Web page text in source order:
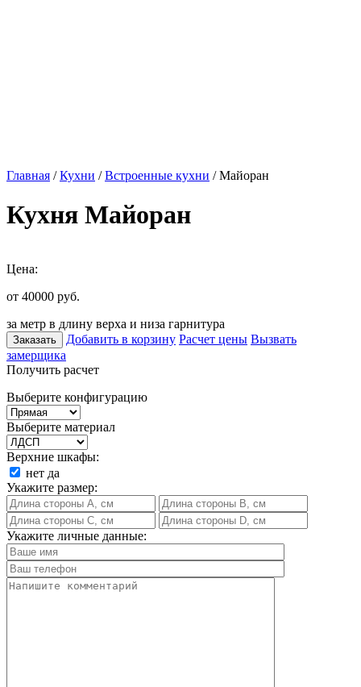
Главная /Кухни /Встроенные кухни / Майоран
Кухня Майоран
Цена:
от 40000 руб.
за метр в длину верха и низа гарнитура
Заказать Добавить в корзину Расчет цены Вызвать
замерщика
Получить расчет
Выберите конфигурацию
Выберите материал
Верхние шкафы:
нет да
Укажите размер:
Укажите личные данные: